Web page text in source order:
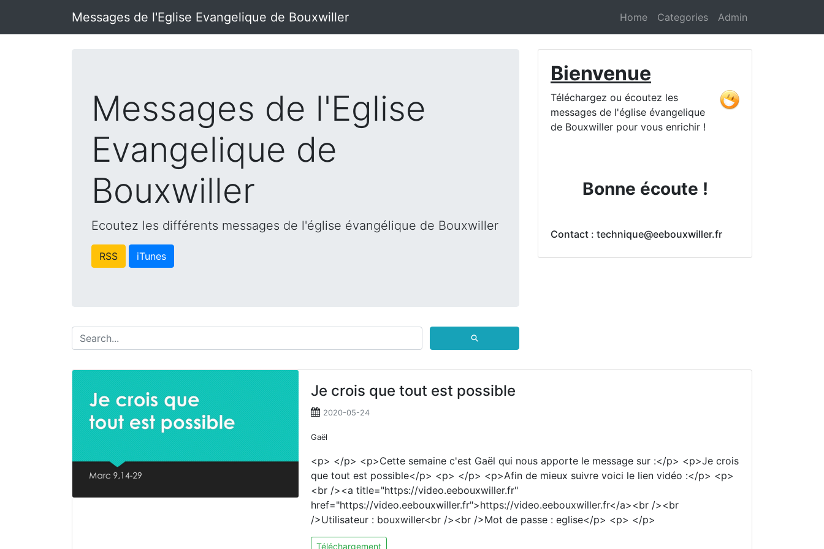
Messages de l'Eglise Evangelique de Bouxwiller Home Categories Admin
Messages de l'Eglise
Evangelique de
Bouxwiller
Ecoutez les différents messages de l'église évangélique de Bouxwiller
RSS iTunes
⚲
Bienvenue
Téléchargez ou écoutez les
messages de l'église évangelique
de Bouxwiller pour vous enrichir !
Bonne écoute !
Contact : technique@eebouxwiller.fr
Je crois que tout est possible
2020-05-24
Gaël
<p> </p> <p>Cette semaine c'est Gaël qui nous apporte le message sur :</p> <p>Je crois
que tout est possible</p> <p> </p> <p>Afin de mieux suivre voici le lien vidéo :</p> <p>
<br /><a title="https://video.eebouxwiller.fr"
href="https://video.eebouxwiller.fr">https://video.eebouxwiller.fr</a><br /><br
/>Utilisateur : bouxwiller<br /><br />Mot de passe : eglise</p> <p> </p>
Téléchargement